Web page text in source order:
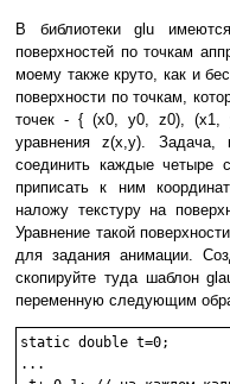
В библиотеки glu
поверхностей по точкам
моему также круто, как и
поверхности по точкам,
точек - { (x0, y0, z0),
уравнения z(x,y).
соединить каждые четыре
приписать к ним
наложу текстуру на
Уравнение такой
для задания анимации.
скопируйте туда шаблон
переменную следующим
static double t=0;
...